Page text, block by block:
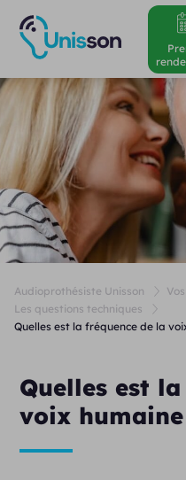
Audioprothésiste Unisson
Les questions techniques
Quelles est la fréquence de la
Quelles est
voix humaine